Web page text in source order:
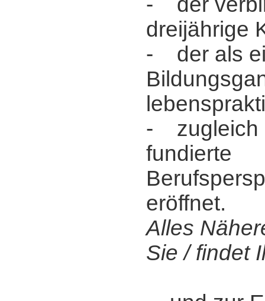
dreijährige
- der als
- zugleich
fundierte
eröffnet.
Alles
Sie / findet